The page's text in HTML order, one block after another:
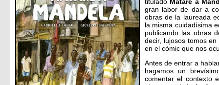
titulado Mataré a
gran labor de dar a
obras de la laureada
la misma cuidadísima
publicando las obras
decir, lujosos tomos
en el cómic que nos
Antes de entrar a
hagamos un
comentar el contexto